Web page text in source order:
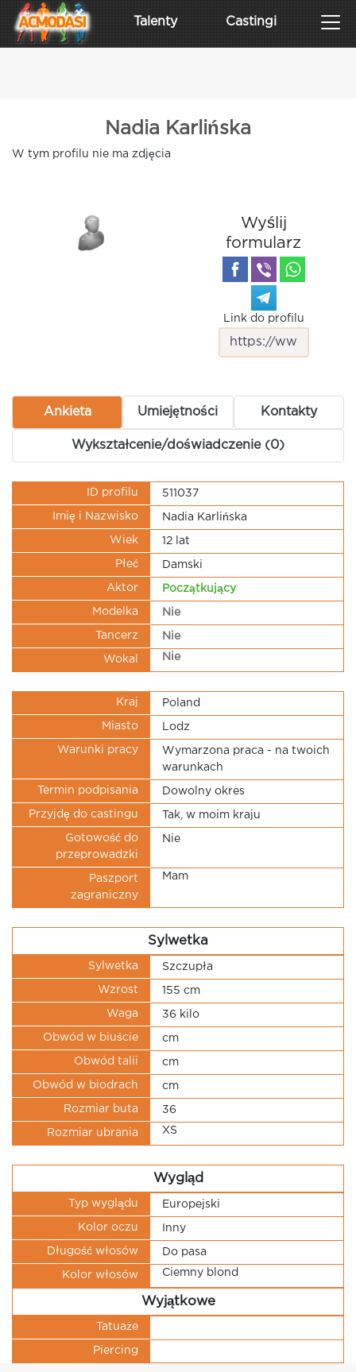
Talenty Castingi
Nadia Karlińska
W tym profilu nie ma zdjęcia
Wyślij
formularz
Link do profilu
Ankieta Umiejętności Kontakty
Wykształcenie/doświadczenie (0)
ID profilu 511037
Imię i Nazwisko Nadia Karlińska
Wiek 12 lat
Płeć Damski
Aktor Początkujący
Modelka Nie
Tancerz Nie
Wokal Nie
Kraj Poland
Miasto Lodz
Warunki pracy
Wymarzona praca - na twoich
warunkach
Termin podpisania Dowolny okres
Przyjdę do castingu Tak, w moim kraju
Gotowość do
przeprowadzki
Nie
Paszport
zagraniczny
Mam
Sylwetka
Sylwetka Szczupła
Wzrost 155 cm
Waga 36 kilo
Obwód w biuście cm
Obwód talii cm
Obwód w biodrach cm
Rozmiar buta 36
Rozmiar ubrania XS
Wygląd
Typ wyglądu Europejski
Kolor oczu Inny
Długość włosów Do pasa
Kolor włosów Ciemny blond
Wyjątkowe
Tatuaże
Piercing